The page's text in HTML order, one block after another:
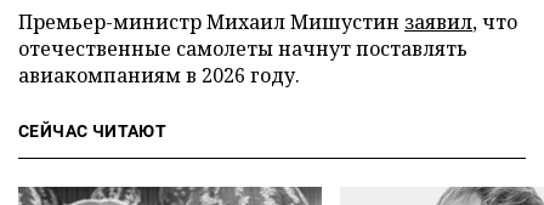
Премьер-министр Михаил Мишустин заявил, что
отечественные самолеты начнут поставлять
авиакомпаниям в 2026 году.
СЕЙЧАС ЧИТАЮТ